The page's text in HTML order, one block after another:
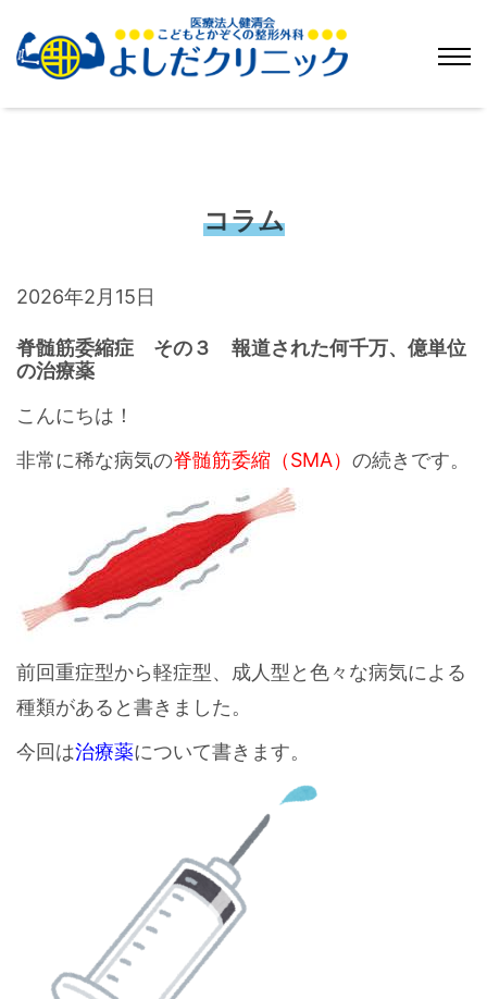
コラム
2026年2月15日
脊髄筋委縮症 その３ 報道された何千万、億単位
の治療薬
こんにちは！
非常に稀な病気の脊髄筋委縮（SMA） の続きです。
前回重症型から軽症型、成人型と色々な病気による
種類があると書きました。
今回は治療薬について書きます。